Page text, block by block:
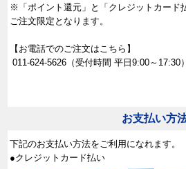
※「ポイント還元」と「クレジットカード
ご注文限定となります。
【お電話でのご注文はこちら】
011-624-5626 （受付時間 平日9:00～17:30）
お支払い方
下記のお支払い方法をご利用になれます。
●クレジットカード払い